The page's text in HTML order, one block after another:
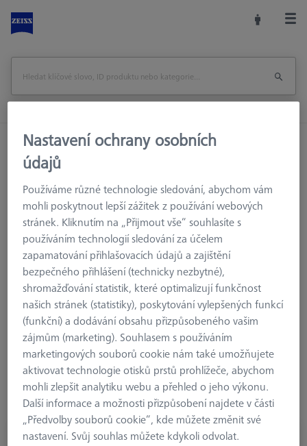
Domů Příslušenství strojů
Optická 3D Metrologie
Upínací zařízení
Konstrukční prvky
Konstrukční prvky poskytují spolehlivé řešení pro upevnění
měřeného objektu se základní deskou nebo kvádrem.
Nástavce jsou navrženy tak, aby zajistily stabilní a flexibilní
ustavení, podporované základními deskami, šroubovými
konzolami, prodlouženími a klouby. Tyto komponenty splňují
požadavky pro širokou škálu aplikací.
Upínka - připojení M24x1, 2 kusy
Nastavení ochrany osobních
údajů
Používáme různé technologie sledování, abychom vám
mohli poskytnout lepší zážitek z používání webových
stránek. Kliknutím na „Přijmout vše“ souhlasíte s
používáním technologií sledování za účelem
zapamatování přihlašovacích údajů a zajištění
bezpečného přihlášení (technicky nezbytné),
shromažďování statistik, které optimalizují funkčnost
našich stránek (statistiky), poskytování vylepšených funkcí
(funkční) a dodávání obsahu přizpůsobeného vašim
zájmům (marketing). Souhlasem s používáním
marketingových souborů cookie nám také umožňujete
aktivovat technologie otisků prstů prohlížeče, abychom
mohli zlepšit analytiku webu a přehled o jeho výkonu.
Další informace a možnosti přizpůsobení najdete v části
„Předvolby souborů cookie“, kde můžete změnit své
nastavení. Svůj souhlas můžete kdykoli odvolat.